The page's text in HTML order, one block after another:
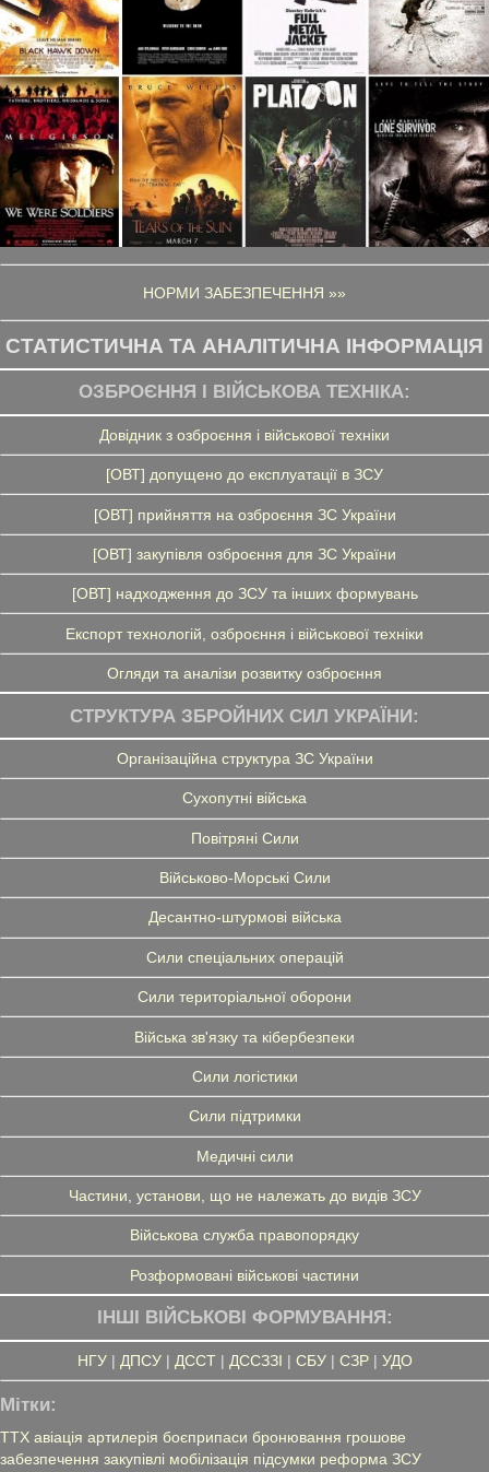
НОРМИ ЗАБЕЗПЕЧЕННЯ »»
СТАТИСТИЧНА ТА АНАЛІТИЧНА ІНФОРМАЦІЯ
ОЗБРОЄННЯ І ВІЙСЬКОВА ТЕХНІКА:
Довідник з озброєння і військової техніки
[ОВТ] допущено до експлуатації в ЗСУ
[ОВТ] прийняття на озброєння ЗС України
[ОВТ] закупівля озброєння для ЗС України
[ОВТ] надходження до ЗСУ та інших формувань
Експорт технологій, озброєння і військової техніки
Огляди та аналізи розвитку озброєння
СТРУКТУРА ЗБРОЙНИХ СИЛ УКРАЇНИ:
Організаційна структура ЗС України
Сухопутні війська
Повітряні Сили
Військово-Морські Сили
Десантно-штурмові війська
Сили спеціальних операцій
Сили територіальної оборони
Війська зв'язку та кібербезпеки
Сили логістики
Сили підтримки
Медичні сили
Частини, установи, що не належать до видів ЗСУ
Військова служба правопорядку
Розформовані військові частини
ІНШІ ВІЙСЬКОВІ ФОРМУВАННЯ:
НГУ| ДПСУ| ДССТ| ДССЗЗІ | СБУ| СЗР| УДО
Мітки:
ТТХ авіація артилерія боєприпаси бронювання грошове
забезпечення закупівлі мобілізація підсумки реформа ЗСУ